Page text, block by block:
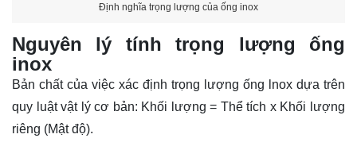
Định nghĩa trọng lượng của ống inox
Nguyên lý tính trọng lượng ống
inox
Bản chất của việc xác định trọng lượng ống lnox dựa trên
quy luật vật lý cơ bản: Khối lượng = Thể tích x Khối lượng
riêng (Mật độ).